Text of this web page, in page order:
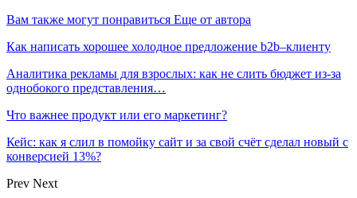
Вам также могут понравиться Еще от автора
Как написать хорошее холодное предложение b2b–клиенту
Аналитика рекламы для взрослых: как не слить бюджет из-за
однобокого представления…
Что важнее продукт или его маркетинг?
Кейс: как я слил в помойку сайт и за свой счёт сделал новый с
конверсией 13%?
Prev Next